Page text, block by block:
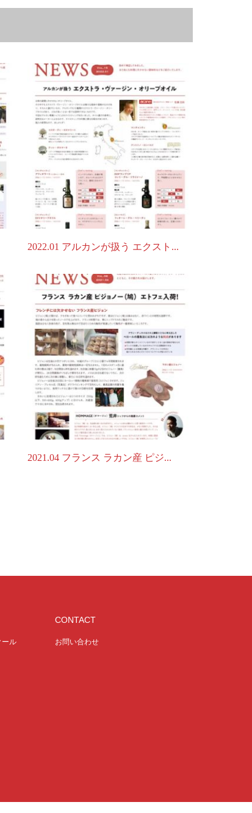
2022.01 アルカンが扱う エクスト...
2021.04 フランス ラカン産 ピジ...
ール
CONTACT
お問い合わせ